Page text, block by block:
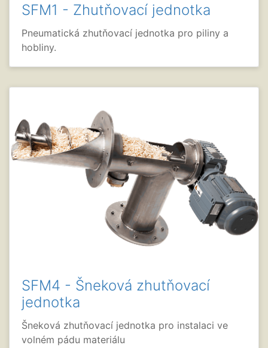
SFM1 - Zhutňovací jednotka
Pneumatická zhutňovací jednotka pro piliny a
hobliny.
SFM4 - Šneková zhutňovací
jednotka
Šneková zhutňovací jednotka pro instalaci ve
volném pádu materiálu